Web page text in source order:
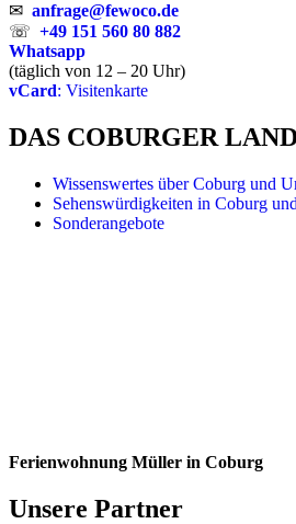
✉ anfrage@fewoco.de
☏ +49 151 560 80 882
Whatsapp
(täglich von 12 – 20 Uhr)
vCard: Visitenkarte
DAS COBURGER
Wissenswertes über Coburg und
Sehenswürdigkeiten in Coburg
Sonderangebote
Ferienwohnung Müller in Coburg
Unsere Partner